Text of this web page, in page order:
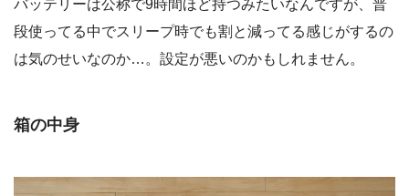
バッテリーは公称で9時間ほど持つみたいなんですが、普
段使ってる中でスリープ時でも割と減ってる感じがするの
は気のせいなのか…。設定が悪いのかもしれません。
箱の中身